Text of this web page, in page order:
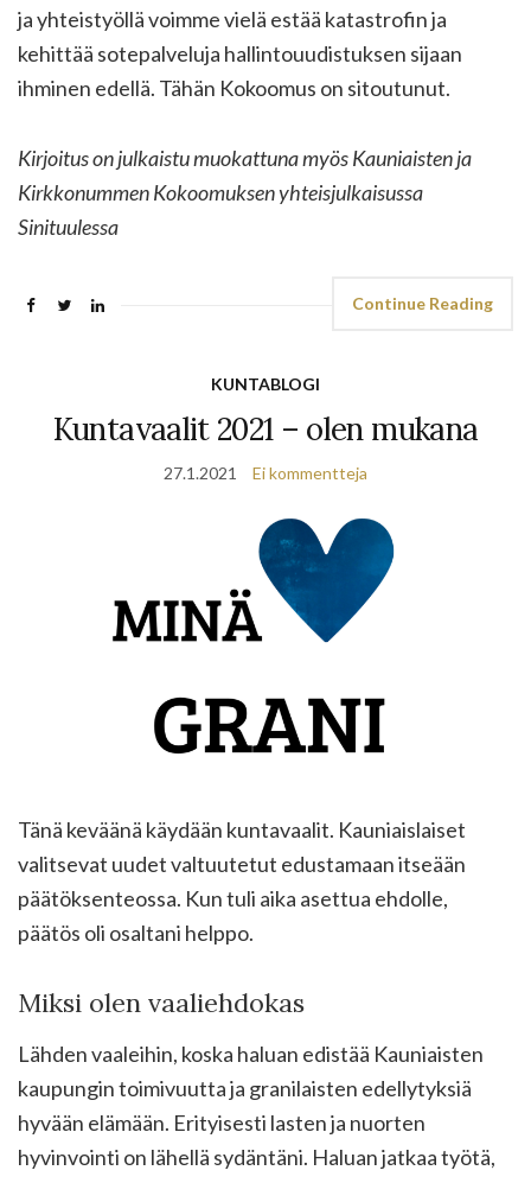
ja yhteistyöllä voimme vielä estää katastrofin ja
kehittää sotepalveluja hallintouudistuksen sijaan
ihminen edellä. Tähän Kokoomus on sitoutunut.
Kirjoitus on julkaistu muokattuna myös Kauniaisten ja
Kirkkonummen Kokoomuksen yhteisjulkaisussa
Sinituulessa
Continue Reading
KUNTABLOGI
Kuntavaalit 2021 – olen mukana
27.1.2021 Ei kommentteja
Tänä keväänä käydään kuntavaalit. Kauniaislaiset
valitsevat uudet valtuutetut edustamaan itseään
päätöksenteossa. Kun tuli aika asettua ehdolle,
päätös oli osaltani helppo.
Miksi olen vaaliehdokas
Lähden vaaleihin, koska haluan edistää Kauniaisten
kaupungin toimivuutta ja granilaisten edellytyksiä
hyvään elämään. Erityisesti lasten ja nuorten
hyvinvointi on lähellä sydäntäni. Haluan jatkaa työtä,